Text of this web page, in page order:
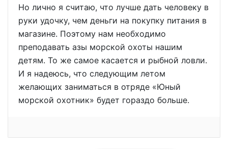
Но лично я считаю, что лучше дать человеку в
руки удочку, чем деньги на покупку питания в
магазине. Поэтому нам необходимо
преподавать азы морской охоты нашим
детям. То же самое касается и рыбной ловли.
И я надеюсь, что следующим летом
желающих заниматься в отряде «Юный
морской охотник» будет гораздо больше.